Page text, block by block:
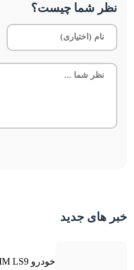
نظر شما چیست؟
خبر های جدید
خودرو IM LS9 توسط نیکا موتور رونمایی شد